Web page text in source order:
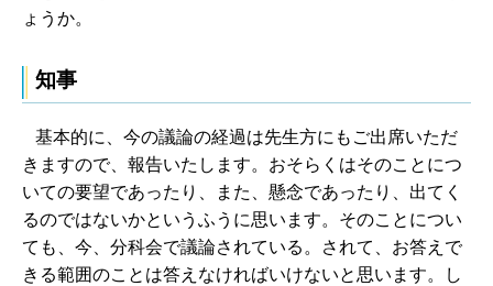
ょうか。
知事
基本的に、今の議論の経過は先生方にもご出席いただ
きますので、報告いたします。おそらくはそのことにつ
いての要望であったり、また、懸念であったり、出てく
るのではないかというふうに思います。そのことについ
ても、今、分科会で議論されている。されて、お答えで
きる範囲のことは答えなければいけないと思います。し